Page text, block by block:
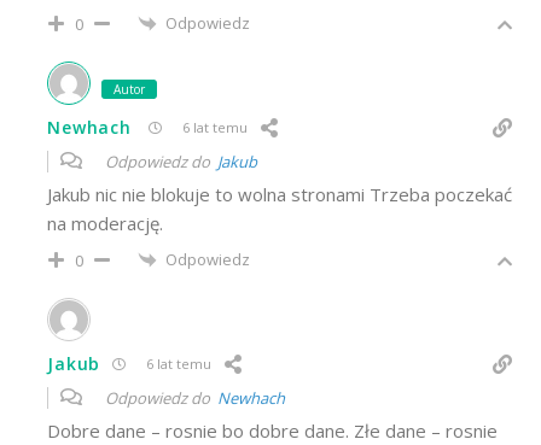
0 Odpowiedz
Autor
Newhach 6 lat temu
Odpowiedz do Jakub
Jakub nic nie blokuje to wolna stronami Trzeba poczekać
na moderację.
0 Odpowiedz
Jakub 6 lat temu
Odpowiedz do Newhach
Dobre dane – rosnie bo dobre dane. Złe dane – rosnie